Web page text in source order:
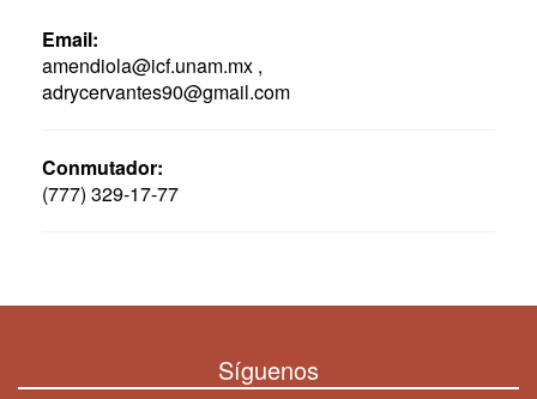
Email:
amendiola@icf.unam.mx ,
adrycervantes90@gmail.com
Conmutador:
(777) 329-17-77
Síguenos